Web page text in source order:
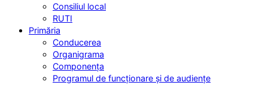
Consiliul local
RUTI
Primăria
Conducerea
Organigrama
Componența
Programul de funcționare și de audiențe